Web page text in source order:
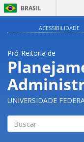
BRASIL
ACESSIBILIDADE
Pró-Reitoria de
UNIVERSIDADE